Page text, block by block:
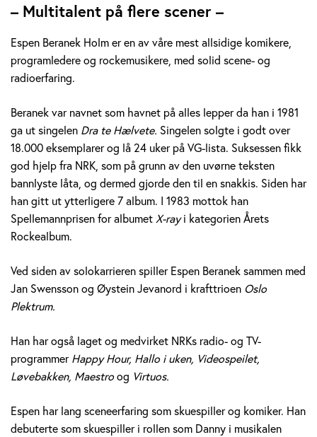
p
e
n
B
e
r
a
n
e
k
H
o
l
m
– Multitalent på flere scener –
Espen Beranek Holm er en av våre mest allsidige komikere,
programledere og rockemusikere, med solid scene- og
radioerfaring.
Beranek var navnet som havnet på alles lepper da han i 1981
ga ut singelen Dra te Hælvete. Singelen solgte i godt over
18.000 eksemplarer og lå 24 uker på VG-lista. Suksessen fikk
god hjelp fra NRK, som på grunn av den uvørne teksten
bannlyste låta, og dermed gjorde den til en snakkis. Siden har
han gitt ut ytterligere 7 album. I 1983 mottok han
Spellemannprisen for albumetX-rayi kategorien Årets
Rockealbum.
Ved siden av solokarrieren spiller Espen Beranek sammen med
Jan Swensson og Øystein Jevanord i krafttrioen Oslo
Plektrum.
Han har også laget og medvirket NRKs radio- og TV-
programmerHappy Hour, Hallo i uken, Videospeilet,
Løvebakken, Maestroog Virtuos.
Espen har lang sceneerfaring som skuespiller og komiker. Han
debuterte som skuespiller i rollen som Danny i musikalen